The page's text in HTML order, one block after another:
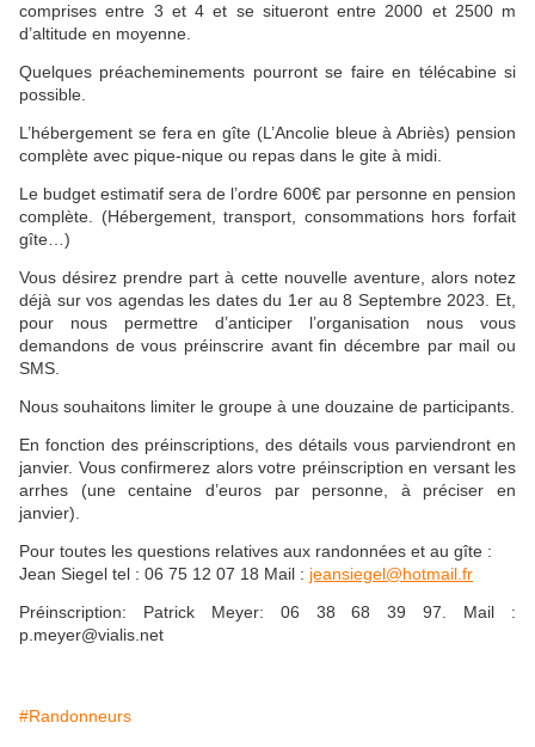
comprises entre 3 et 4 et se situeront entre 2000 et 2500 m
d’altitude en moyenne.
Quelques préacheminements pourront se faire en télécabine si
possible.
L’hébergement se fera en gîte (L’Ancolie bleue à Abriès) pension
complète avec pique-nique ou repas dans le gite à midi.
Le budget estimatif sera de l’ordre 600€ par personne en pension
complète. (Hébergement, transport, consommations hors forfait
gîte…)
Vous désirez prendre part à cette nouvelle aventure, alors notez
déjà sur vos agendas les dates du 1er au 8 Septembre 2023. Et,
pour nous permettre d’anticiper l’organisation nous vous
demandons de vous préinscrire avant fin décembre par mail ou
SMS.
Nous souhaitons limiter le groupe à une douzaine de participants.
En fonction des préinscriptions, des détails vous parviendront en
janvier. Vous confirmerez alors votre préinscription en versant les
arrhes (une centaine d’euros par personne, à préciser en
janvier).
Pour toutes les questions relatives aux randonnées et au gîte :
Jean Siegel tel : 06 75 12 07 18 Mail : jeansiegel@hotmail.fr
Préinscription: Patrick Meyer: 06 38 68 39 97. Mail :
p.meyer@vialis.net
#Randonneurs